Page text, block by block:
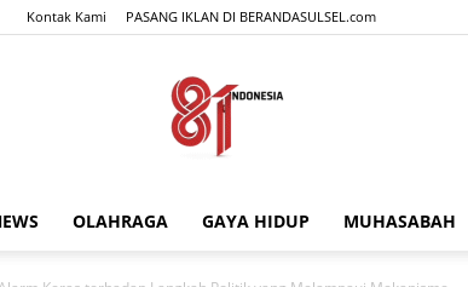
Kontak Kami PASANG IKLAN DI BERANDASULSEL.com
OLAHRAGA GAYA HIDUP MUHASABAH